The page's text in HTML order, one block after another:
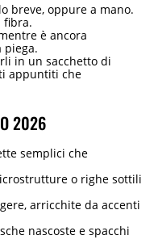
breve, oppure a mano.
fibra.
è ancora
piega.
in un sacchetto di
appuntiti che
2026
semplici che
o righe sottili
arricchite da accenti
nascoste e spacchi